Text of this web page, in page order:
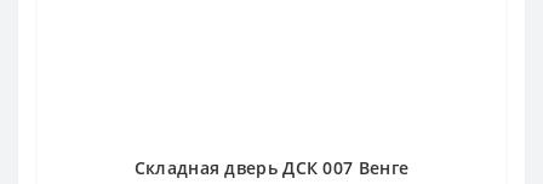
Складная дверь ДСК 007 Венге